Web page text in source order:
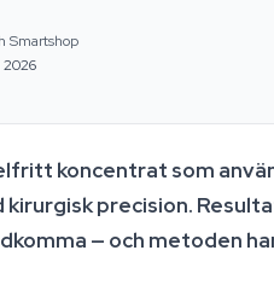
Smartshop
2026
koncentrat som
precision.
— och metoden